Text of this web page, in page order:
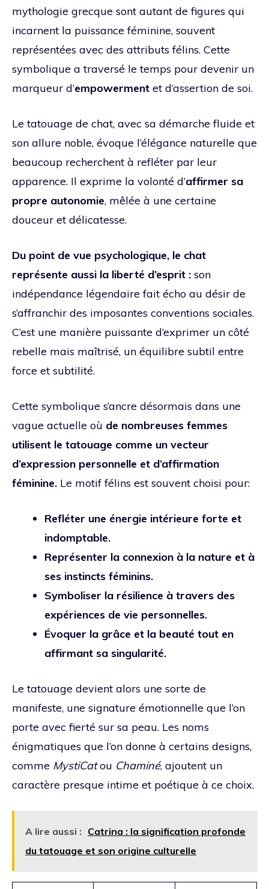
mythologie grecque sont autant de figures qui
incarnent la puissance féminine, souvent
représentées avec des attributs félins. Cette
symbolique a traversé le temps pour devenir un
marqueur d’empowerment et d’assertion de soi.
Le tatouage de chat, avec sa démarche fluide et
son allure noble, évoque l’élégance naturelle que
beaucoup recherchent à refléter par leur
apparence. Il exprime la volonté d’affirmer sa
propre autonomie, mêlée à une certaine
douceur et délicatesse.
Du point de vue psychologique, le chat
représente aussi la liberté d’esprit : son
indépendance légendaire fait écho au désir de
s’affranchir des imposantes conventions sociales.
C’est une manière puissante d’exprimer un côté
rebelle mais maîtrisé, un équilibre subtil entre
force et subtilité.
Cette symbolique s’ancre désormais dans une
vague actuelle où de nombreuses femmes
utilisent le tatouage comme un vecteur
d’expression personnelle et d’affirmation
féminine. Le motif félins est souvent choisi pour:
Refléter une énergie intérieure forte et
indomptable.
Représenter la connexion à la nature et à
ses instincts féminins.
Symboliser la résilience à travers des
expériences de vie personnelles.
Évoquer la grâce et la beauté tout en
affirmant sa singularité.
Le tatouage devient alors une sorte de
manifeste, une signature émotionnelle que l’on
porte avec fierté sur sa peau. Les noms
énigmatiques que l’on donne à certains designs,
comme MystiCatou Chaminé, ajoutent un
caractère presque intime et poétique à ce choix.
A lire aussi : Catrina : la signification profonde
du tatouage et son origine culturelle